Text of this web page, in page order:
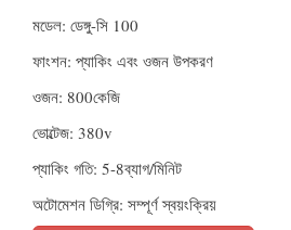
মডেল: ডেঙ্গু-সি 100
ফাংশন: প্যাকিং এবং ওজন উপকরণ
ওজন: 800কেজি
ভোল্টেজ: 380v
প্যাকিং গতি: 5-8ব্যাগ/মিনিট
অটোমেশন ডিগ্রি: সম্পূর্ণ স্বয়ংক্রিয়